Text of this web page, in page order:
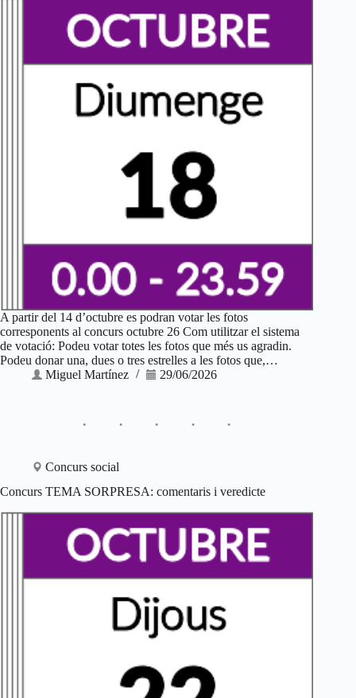
A partir del 14 d’octubre es podran votar les fotos
corresponents al concurs octubre 26 Com utilitzar el sistema
de votació: Podeu votar totes les fotos que més us agradin.
Podeu donar una, dues o tres estrelles a les fotos que,…
Miguel Martínez
29/06/2026
Concurs social
Concurs TEMA SORPRESA: comentaris i veredicte